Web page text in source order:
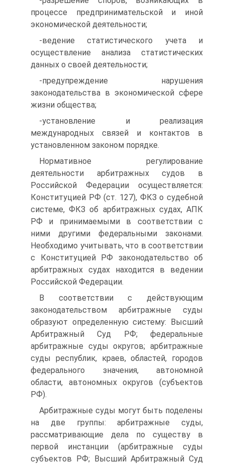
процессе предпринимательской и иной
экономической деятельности;
-ведение статистического учета и
осуществление анализа статистических
данных о своей деятельности;
-предупреждение нарушения
законодательства в экономической сфере
жизни общества;
-установление и реализация
международных связей и контактов в
установленном законом порядке.
Нормативное регулирование
деятельности арбитражных судов в
Российской Федерации осуществляется:
Конституцией РФ (ст. 127), ФКЗ о судебной
системе, ФКЗ об арбитражных судах, АПК
РФ и принимаемыми в соответствии с
ними другими федеральными законами.
Необходимо учитывать, что в соответствии
с Конституцией РФ законодательство об
арбитражных судах находится в ведении
Российской Федерации.
В соответствии с действующим
законодательством арбитражные суды
образуют определенную систему: Высший
Арбитражный Суд РФ; федеральные
арбитражные суды округов; арбитражные
суды республик, краев, областей, городов
федерального значения, автономной
области, автономных округов (субъектов
РФ).
Арбитражные суды могут быть поделены
на две группы: арбитражные суды,
рассматривающие дела по существу в
первой инстанции (арбитражные суды
субъектов РФ; Высший Арбитражный Суд